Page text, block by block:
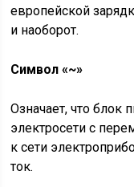
европейской
и наоборот.
Символ «~»
Означает, что блок
электросети с
к сети
ток.